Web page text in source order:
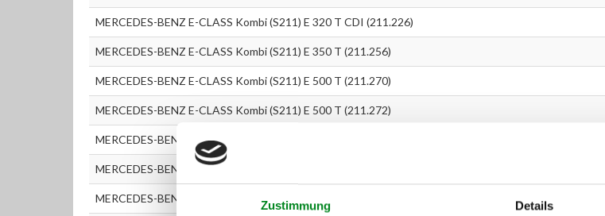
Zustimmung Details
MERCEDES-BENZ E-CLASS Kombi (S211) E 320 T CDI (211.226)
MERCEDES-BENZ E-CLASS Kombi (S211) E 350 T (211.256)
MERCEDES-BENZ E-CLASS Kombi (S211) E 500 T (211.270)
MERCEDES-BENZ E-CLASS Kombi (S211) E 500 T (211.272)
MERCEDES-BENZ E-CLASS Limousine (W211) E 200 CDI (211.004)
MERCEDES-BENZ E-CLASS Limousine (W211) E 200 Kompressor (210.041)
MERCEDES-BENZ E-CLASS Limousine (W211) E 200 Kompressor (211.042)